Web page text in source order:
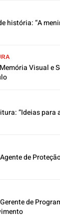
história: “A
Visual e
“Ideias para
de
de